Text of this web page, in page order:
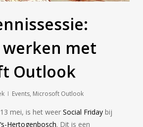
met
Outlook
Events, Microsoft Outlook
mei, is het weer Social Fridaybij
Hertogenbosch. Dit is een